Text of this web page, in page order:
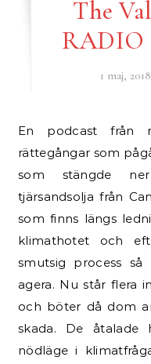
The
RADIO
1 maj, 2018
En podcast från radio Ecoshock om några
rättegångar som
som stängde
tjärsandsolja från
som finns längs
klimathotet och
smutsig process
agera. Nu står flera
och böter då dom
skada. De
nödläge i